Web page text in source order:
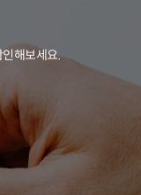
해보세요.